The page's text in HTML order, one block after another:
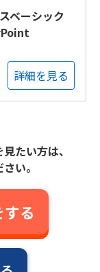
ベーシック
詳細を見る
たい方は、
い。
る